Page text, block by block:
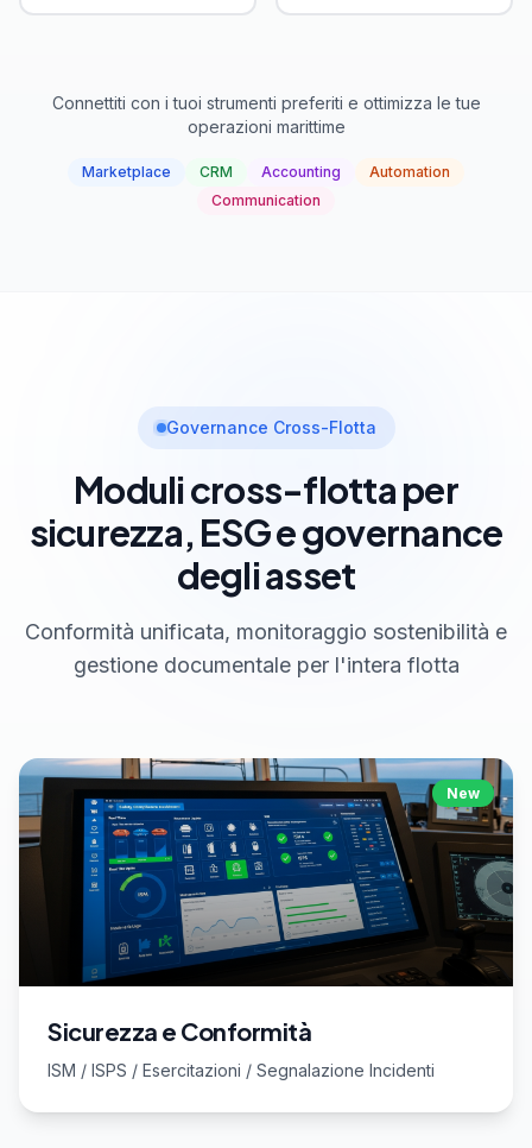
Connettiti con i tuoi strumenti preferiti e ottimizza le tue
operazioni marittime
Marketplace CRM Accounting
Automation
Communication
Governance Cross-Flotta
Moduli cross-flotta per
sicurezza, ESG e governance
degli asset
Conformità unificata, monitoraggio sostenibilità e
gestione documentale per l'intera flotta
New
Sicurezza e Conformità
ISM / ISPS / Esercitazioni / Segnalazione Incidenti